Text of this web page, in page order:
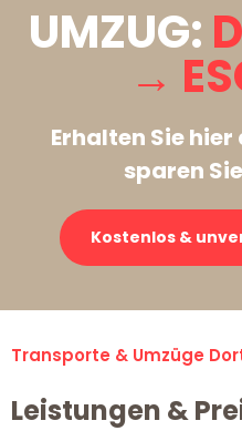
UMZUG:
→
Erhalten Sie hier
sparen
Kostenlos &
Transporte & Umzüge
Leistungen &